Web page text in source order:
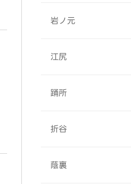
岩ノ元
江尻
踊所
折谷
蔭裏